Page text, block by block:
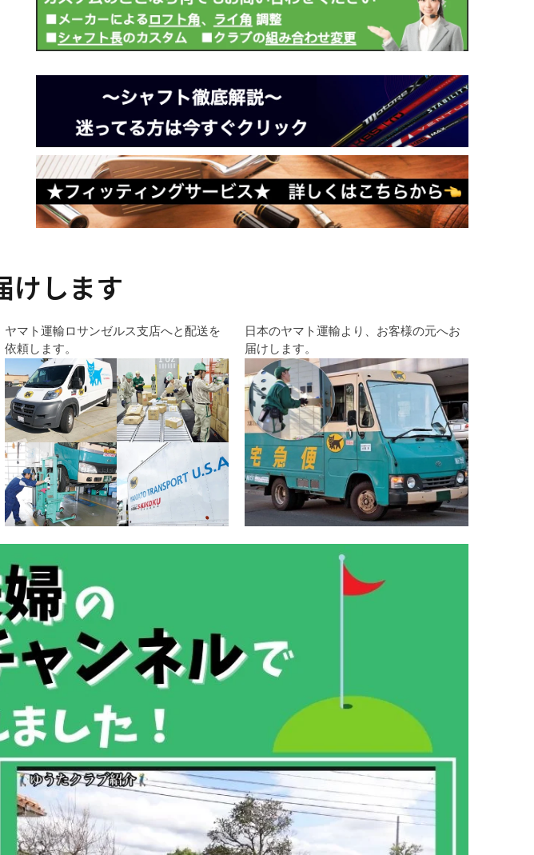
けします
ヤマト運輸ロサンゼルス支店へと配送を
依頼します。
日本のヤマト運輸より、お客様の元へお
届けします。